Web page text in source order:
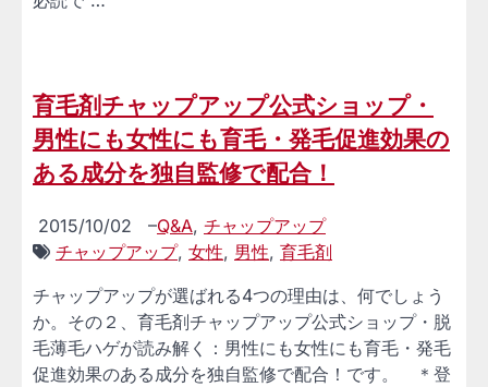
育毛剤チャップアップ公式ショップ・
男性にも女性にも育毛・発毛促進効果の
ある成分を独自監修で配合！
2015/10/02 –Q&A, チャップアップ
チャップアップ, 女性, 男性, 育毛剤
チャップアップが選ばれる4つの理由は、何でしょう
か。その２、育毛剤チャップアップ公式ショップ・脱
毛薄毛ハゲが読み解く：男性にも女性にも育毛・発毛
促進効果のある成分を独自監修で配合！です。 ＊登